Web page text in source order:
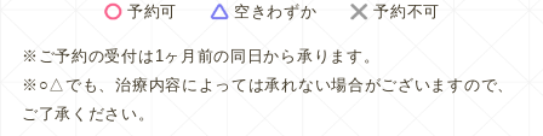
予約可 空きわずか 予約不可
※ご予約の受付は1ヶ月前の同日から承ります。
※○△でも、治療内容によっては承れない場合がございますので、
ご了承ください。